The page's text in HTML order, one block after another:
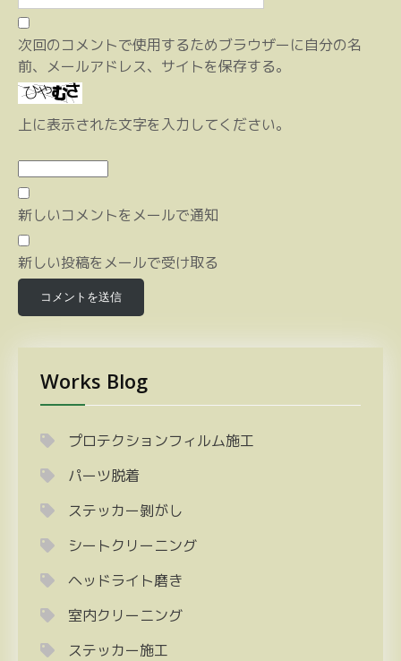
次回のコメントで使用するためブラウザーに自分の名
前、メールアドレス、サイトを保存する。
上に表示された文字を入力してください。
新しいコメントをメールで通知
新しい投稿をメールで受け取る
Works Blog
プロテクションフィルム施工
パーツ脱着
ステッカー剝がし
シートクリーニング
ヘッドライト磨き
室内クリーニング
ステッカー施工